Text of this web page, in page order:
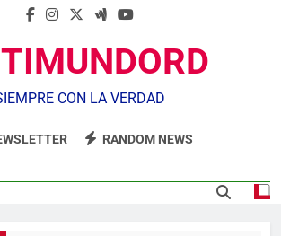
CON LA VERDAD
RANDOM NEWS